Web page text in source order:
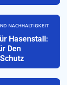
NACHHALTIGKEIT
Hasenstall:
Den